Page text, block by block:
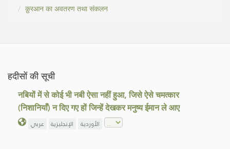
क़ुरआन का अवतरण तथा संकलन
हदीसों की सूची
नबियों में से कोई भी नबी ऐसा नहीं हुआ, जिसे ऐसे चमत्कार
(निशानियाँ) न दिए गए हों जिन्हें देखकर मनुष्य ईमान ले आए
عربي الإنجليزية الأوردية